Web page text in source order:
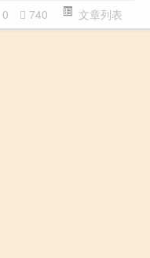
0 740 文章列表